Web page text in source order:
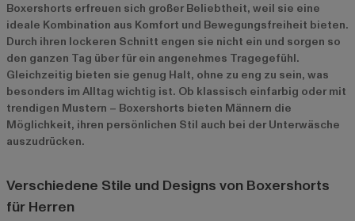
Boxershorts erfreuen sich großer Beliebtheit, weil sie eine
ideale Kombination aus Komfort und Bewegungsfreiheit bieten.
Durch ihren lockeren Schnitt engen sie nicht ein und sorgen so
den ganzen Tag über für ein angenehmes Tragegefühl.
Gleichzeitig bieten sie genug Halt, ohne zu eng zu sein, was
besonders im Alltag wichtig ist. Ob klassisch einfarbig oder mit
trendigen Mustern – Boxershorts bieten Männern die
Möglichkeit, ihren persönlichen Stil auch bei der Unterwäsche
auszudrücken.
Verschiedene Stile und Designs von Boxershorts
für Herren